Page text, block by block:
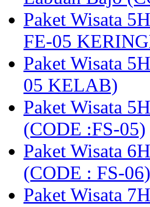
Paket Wisata
FE-05
Paket Wisata
05 KELAB)
Paket Wisata
(CODE :FS-05)
Paket Wisata
(CODE : FS-06)
Paket Wisata